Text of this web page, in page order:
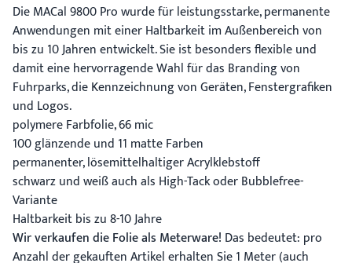
Die MACal 9800 Pro wurde für leistungsstarke, permanente
Anwendungen mit einer Haltbarkeit im Außenbereich von
bis zu 10 Jahren entwickelt. Sie ist besonders flexible und
damit eine hervorragende Wahl für das Branding von
Fuhrparks, die Kennzeichnung von Geräten, Fenstergrafiken
und Logos.
polymere Farbfolie, 66 mic
100 glänzende und 11 matte Farben
permanenter, lösemittelhaltiger Acrylklebstoff
schwarz und weiß auch als High-Tack oder Bubblefree-
Variante
Haltbarkeit bis zu 8-10 Jahre
Wir verkaufen die Folie als Meterware! Das bedeutet: pro
Anzahl der gekauften Artikel erhalten Sie 1 Meter (auch